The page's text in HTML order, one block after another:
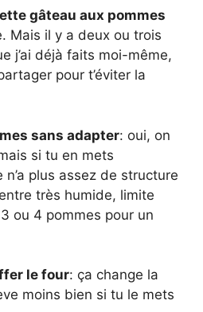
gâteau aux pommes
Mais il y a deux ou trois
j’ai déjà faits moi-même,
pour t’éviter la
sans adapter: oui, on
si tu en mets
plus assez de structure
très humide, limite
ou 4 pommes pour un
le four: ça change la
moins bien si tu le mets